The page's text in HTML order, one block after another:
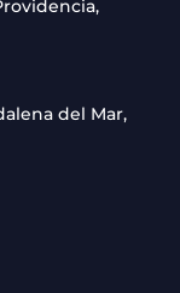
del Mar,